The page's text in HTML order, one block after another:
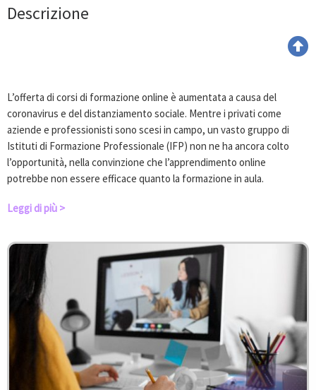
Descrizione
L’offerta di corsi di formazione online è aumentata a causa del
coronavirus e del distanziamento sociale. Mentre i privati come
aziende e professionisti sono scesi in campo, un vasto gruppo di
Istituti di Formazione Professionale (IFP) non ne ha ancora colto
l’opportunità, nella convinzione che l’apprendimento online
potrebbe non essere efficace quanto la formazione in aula.
Leggi di più >